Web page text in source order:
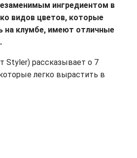
ингредиентом в
видов цветов, которые
клумбе, имеют отличные
Styler) рассказывает о 7
легко вырастить в